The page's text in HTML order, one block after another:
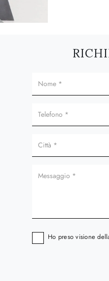
Ho preso visione